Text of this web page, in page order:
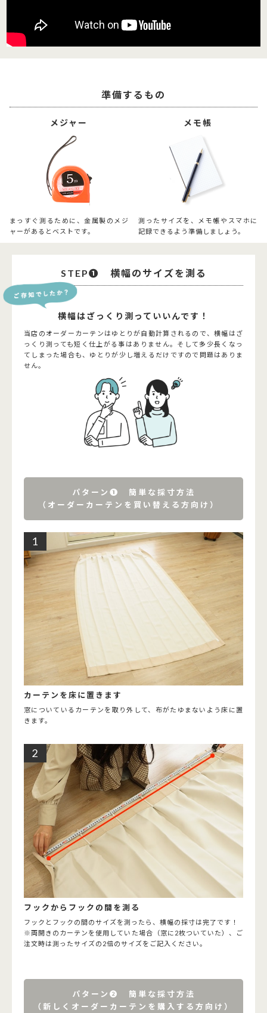
準備するもの
メジャー
まっすぐ測るために、金属製のメジ
ャーがあるとベストです。
メモ帳
測ったサイズを、メモ帳やスマホに
記録できるよう準備しましょう。
STEP➊ 横幅のサイズを測る
横幅はざっくり測っていいんです！
当店のオーダーカーテンはゆとりが自動計算されるので、横幅はざ
っくり測っても短く仕上がる事はありません。そして多少長くなっ
てしまった場合も、ゆとりが少し増えるだけですので問題はありま
せん。
パターン➊ 簡単な採寸方法
（オーダーカーテンを買い替える方向け）
カーテンを床に置きます
窓についているカーテンを取り外して、布がたゆまないよう床に置
きます。
フックからフックの間を測る
フックとフックの間のサイズを測ったら、横幅の採寸は完了です！
※両開きのカーテンを使用していた場合（窓に2枚ついていた）、ご
注文時は測ったサイズの2倍のサイズをご記入ください。
パターン➋ 簡単な採寸方法
（新しくオーダーカーテンを購入する方向け）